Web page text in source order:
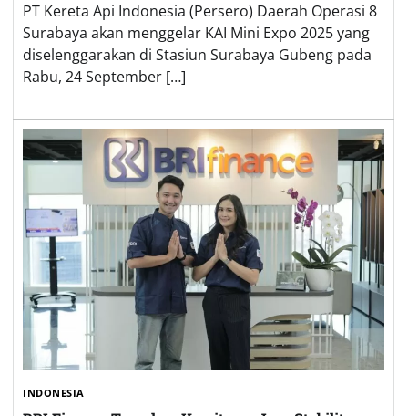
PT Kereta Api Indonesia (Persero) Daerah Operasi 8
Surabaya akan menggelar KAI Mini Expo 2025 yang
diselenggarakan di Stasiun Surabaya Gubeng pada
Rabu, 24 September […]
INDONESIA